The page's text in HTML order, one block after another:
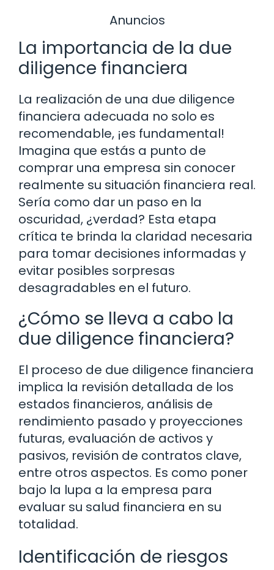
Anuncios
La importancia de la due
diligence financiera
La realización de una due diligence
financiera adecuada no solo es
recomendable, ¡es fundamental!
Imagina que estás a punto de
comprar una empresa sin conocer
realmente su situación financiera real.
Sería como dar un paso en la
oscuridad, ¿verdad? Esta etapa
crítica te brinda la claridad necesaria
para tomar decisiones informadas y
evitar posibles sorpresas
desagradables en el futuro.
¿Cómo se lleva a cabo la
due diligence financiera?
El proceso de due diligence financiera
implica la revisión detallada de los
estados financieros, análisis de
rendimiento pasado y proyecciones
futuras, evaluación de activos y
pasivos, revisión de contratos clave,
entre otros aspectos. Es como poner
bajo la lupa a la empresa para
evaluar su salud financiera en su
totalidad.
Identificación de riesgos